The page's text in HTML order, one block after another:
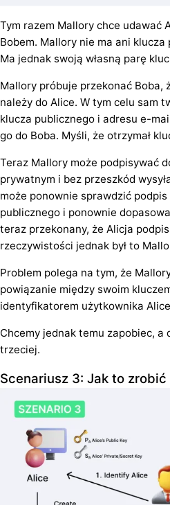
Tym razem Mallory chce udawać
Bobem. Mallory nie ma ani
Ma jednak swoją własną parę
Mallory próbuje przekonać Boba,
należy do Alice. W tym celu sam
klucza publicznego i adresu e-
go do Boba. Myśli, że otrzymał
Teraz Mallory może podpisywać
prywatnym i bez przeszkód
może ponownie sprawdzić
publicznego i ponownie
teraz przekonany, że Alicja
rzeczywistości jednak był to
Problem polega na tym, że
powiązanie między swoim
identyfikatorem użytkownika
Chcemy jednak temu zapobiec,
trzeciej.
Scenariusz 3: Jak to zrobić